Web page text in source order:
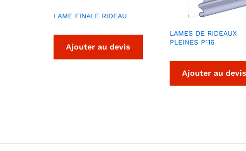
LAME FINALE RIDEAU
LAMES DE RIDEAUX
PLEINES P116